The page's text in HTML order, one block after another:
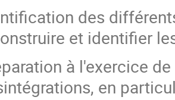
des
et identifier
à l'exercice
en